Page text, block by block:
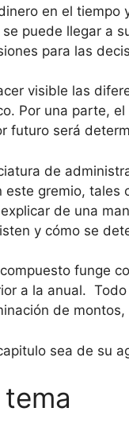
en el
puede llegar a
para las
visible las
Por una parte,
futuro será
de
gremio,
de una
y cómo se
funge
a la anual.
de
sea de su